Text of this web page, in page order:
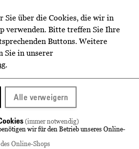
über die Cookies, die wir in
verwenden. Bitte treffen Sie Ihre
Buttons. Weitere
Sie in unserer
Alle verweigern
(immer notwendig)
wir für den Betrieb unseres Online-
Online-Shops
mit den öffentlichen
Minuten Fußweg
bis zur Haltestelle
danach Richtung
Fußweg